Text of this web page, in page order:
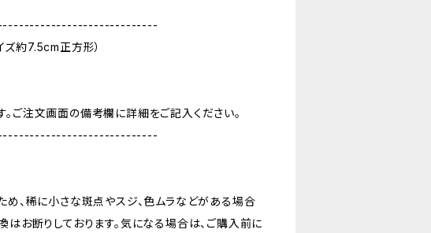
約7.5cm正方形）
ご注文画面の備考欄に詳細をご記入ください。
め、稀に小さな斑点やスジ、色ムラなどがある場合
はお断りしております。気になる場合は、ご購入前に